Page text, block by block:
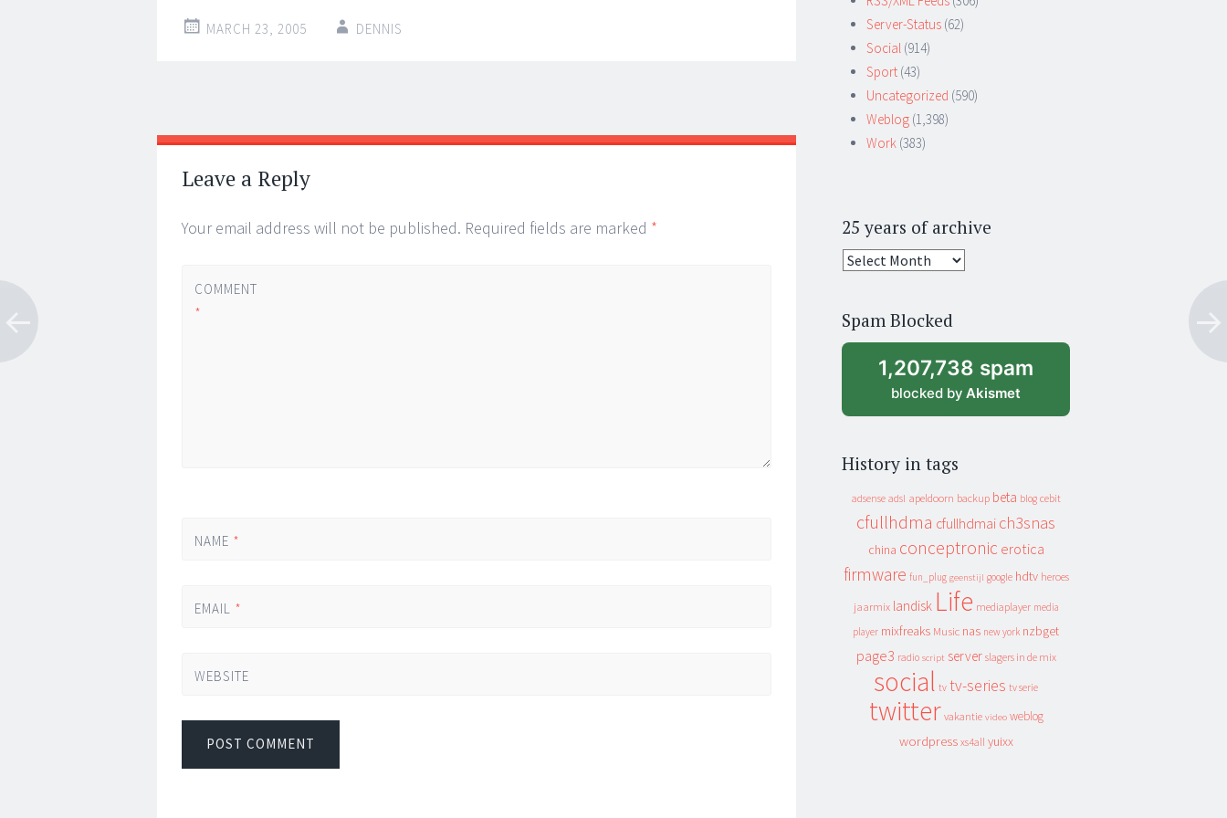
MARCH 23, 2005 DENNIS
Post
navigation
←
→
Leave a Reply
Your email address will not be published. Required fields are marked *
COMMENT
*
NAME *
EMAIL *
WEBSITE
Server-Status (62)
Social (914)
Sport (43)
Uncategorized (590)
Weblog (1,398)
Work (383)
25 years of archive
25
archive
Spam Blocked
1,207,738 spam
blocked by Akismet
History in tags
adsense adsl apeldoorn backup beta blog cebit
cfullhdma cfullhdmai ch3snas
china conceptronic erotica
firmware fun_plug geenstijl google hdtv heroes
jaarmix landisk Life mediaplayer media
player mixfreaks Music nas new york nzbget
page3 radio script server slagers in de mix
social tv tv-series tv serie
twitter vakantie video weblog
wordpress xs4all yuixx